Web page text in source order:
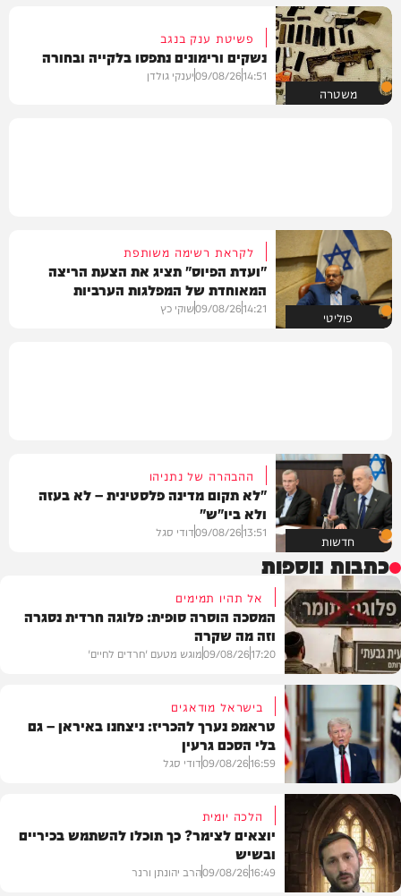
משטרה
פשיטת ענק בנגב
נשקים ורימונים נתפסו בלקייה ובחורה
14:51
09/08/26יענקי גולדן
פוליטי
לקראת רשימה משותפת
"ועדת הפיוס" תציג את הצעת הריצה
המאוחדת של המפלגות הערביות
14:21
09/08/26שוקי כץ
חדשות
ההבהרה של נתניהו
"לא תקום מדינה פלסטינית – לא בעזה
ולא ביו"ש"
13:51
09/08/26דודי סגל
כתבות נוספות
דעות
אל תהיו תמימים
המסכה הוסרה סופית: פלוגה חרדית נסגרה
וזה מה שקרה
17:20
09/08/26מוגש מטעם 'חרדים לחיים'
בעולם
בישראל מודאגים
טראמפ נערך להכריז: ניצחנו באיראן – גם
בלי הסכם גרעין
16:59
09/08/26דודי סגל
הלכה יומית
יוצאים לצימר? כך תוכלו להשתמש בכיריים
ובשיש
16:49
09/08/26הרב יהונתן ורנר